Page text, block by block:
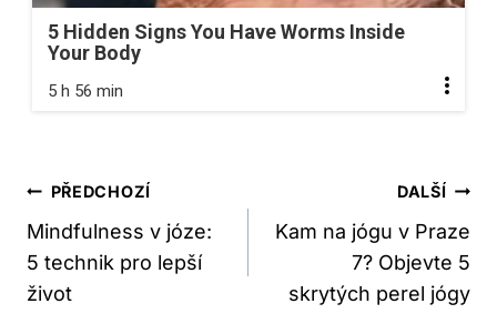
5 Hidden Signs You Have Worms Inside
Your Body
5 h 56 min
Navigace
Pro
Příspěvek
PŘEDCHOZÍ
Mindfulness v józe:
5 technik pro lepší
život
DALŠÍ
Kam na jógu v Praze
7? Objevte 5
skrytých perel jógy